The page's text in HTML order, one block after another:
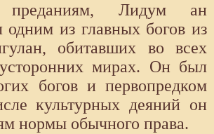
преданиям, Лидум ан
из главных богов из
обитавших во всех
мирах. Он был
богов и первопредком
культурных деяний он
нормы обычного права.